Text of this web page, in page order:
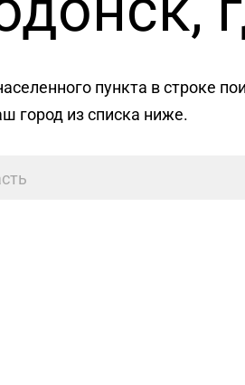
пункта в строке
город из списка ниже.